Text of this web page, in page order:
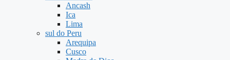
Ancash
Ica
Lima
sul do Peru
Arequipa
Cusco